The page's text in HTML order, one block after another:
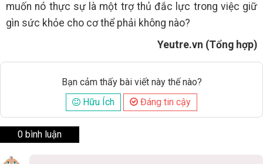
muốn nó thực sự là một trợ thủ đắc lực trong việc giữ
gìn sức khỏe cho cơ thể phải không nào?
Yeutre.vn (Tổng hợp)
Bạn cảm thấy bài viết này thế nào?
Hữu Ích
Đáng tin cậy
0 bình luận